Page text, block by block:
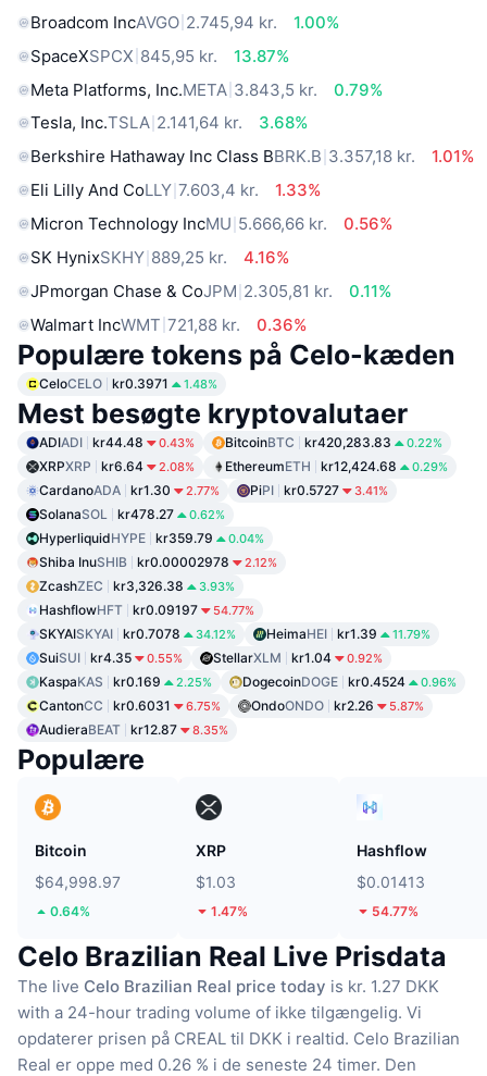
Broadcom IncAVGO 2.745,94 kr.
1.00%
SpaceXSPCX 845,95 kr.
13.87%
Meta Platforms, Inc.META 3.843,5 kr.
0.79%
Tesla, Inc.TSLA 2.141,64 kr.
3.68%
Berkshire Hathaway Inc Class BBRK.B 3.357,18 kr.
1.01%
Eli Lilly And CoLLY 7.603,4 kr.
1.33%
Micron Technology IncMU 5.666,66 kr.
0.56%
SK HynixSKHY 889,25 kr.
4.16%
JPmorgan Chase & CoJPM 2.305,81 kr.
0.11%
Walmart IncWMT 721,88 kr. 0.36%
Populære tokens på Celo-kæden
CeloCELO kr0.3971 1.48%
Mest besøgte kryptovalutaer
ADIADI kr44.48 0.43% BitcoinBTC kr420,283.83 0.22%
XRPXRP kr6.64 2.08% EthereumETH kr12,424.68 0.29%
CardanoADA kr1.30 2.77% PiPI kr0.5727 3.41%
SolanaSOL kr478.27 0.62%
HyperliquidHYPE kr359.79 0.04%
Shiba InuSHIB kr0.00002978 2.12%
ZcashZEC kr3,326.38 3.93%
HashflowHFT kr0.09197 54.77%
SKYAISKYAI kr0.7078 34.12% HeimaHEI kr1.39 11.79%
SuiSUI kr4.35 0.55% StellarXLM kr1.04 0.92%
KaspaKAS kr0.169 2.25% DogecoinDOGE kr0.4524 0.96%
CantonCC kr0.6031 6.75% OndoONDO kr2.26 5.87%
AudieraBEAT kr12.87 8.35%
Populære
Bitcoin
$64,998.97
0.64%
XRP
$1.03
1.47%
Hashflow
$0.01413
54.77%
Celo Brazilian Real Live Prisdata
The live Celo Brazilian Real price today is kr. 1.27 DKK
with a 24-hour trading volume of ikke tilgængelig. Vi
opdaterer prisen på CREAL til DKK i realtid. Celo Brazilian
Real er oppe med 0.26 % i de seneste 24 timer. Den